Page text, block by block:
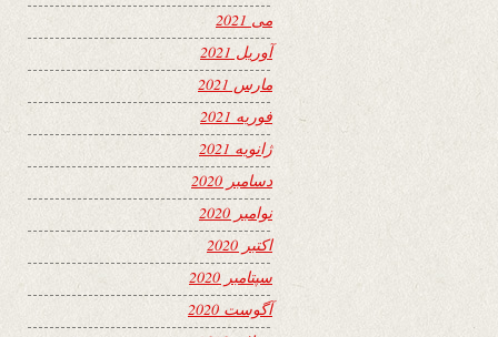
می 2021
آوریل 2021
مارس 2021
فوریه 2021
ژانویه 2021
دسامبر 2020
نوامبر 2020
اکتبر 2020
سپتامبر 2020
آگوست 2020